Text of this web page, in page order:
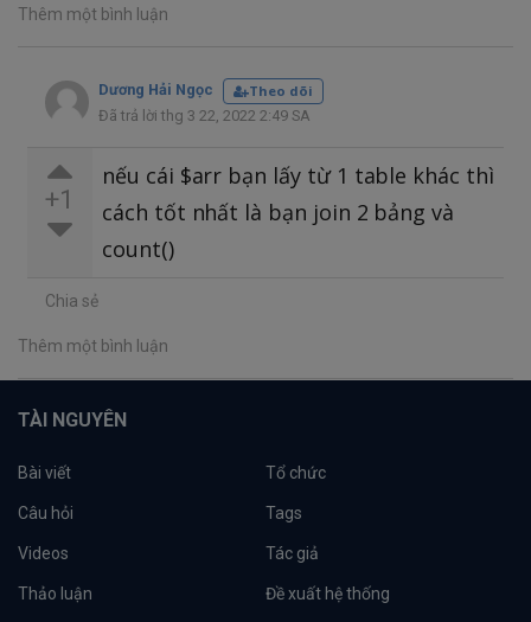
Thêm một bình luận
Dương Hải Ngọc
Theo dõi
Đã trả lời thg 3 22, 2022 2:49 SA
+1
nếu cái $arr bạn lấy từ 1 table khác thì
cách tốt nhất là bạn join 2 bảng và
count()
Chia sẻ
Thêm một bình luận
TÀI NGUYÊN
Bài viết Tổ chức
Câu hỏi Tags
Videos Tác giả
Thảo luận Đề xuất hệ thống